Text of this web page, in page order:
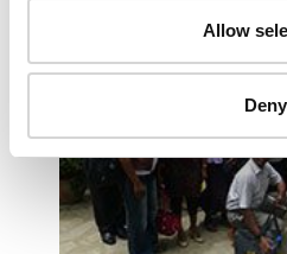
Allow
Deny